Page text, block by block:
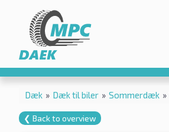
Dæk » Dæk til biler » Sommerdæk »
❮ Back to overview